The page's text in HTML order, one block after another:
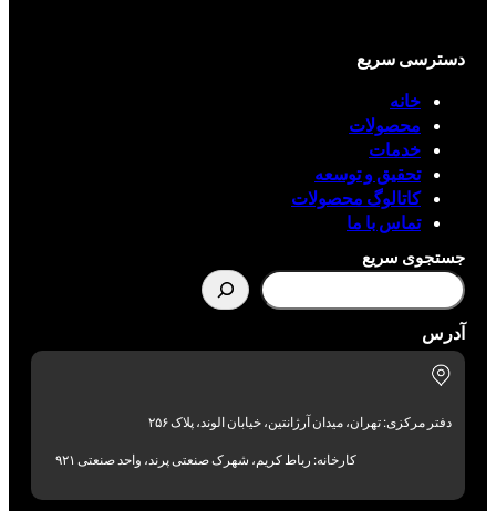
دسترسی سریع
خانه
محصولات
خدمات
تحقیق و توسعه
کاتالوگ محصولات
تماس با ما
جستجوی سریع
آدرس
دفتر مرکزی: تهران، میدان آرژانتین، خیابان الوند، پلاک ۲۵۶
کارخانه: رباط کریم، شهرک صنعتی پرند، واحد صنعتی ۹۲۱